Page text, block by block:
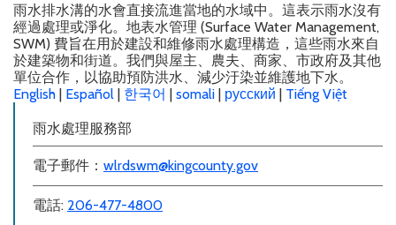
雨水排水溝的水會直接流進當地的水域中。這表示雨水沒有
經過處理或淨化。地表水管理 (Surface Water Management,
SWM) 費旨在用於建設和維修雨水處理構造，這些雨水來自
於建築物和街道。我們與屋主、農夫、商家、市政府及其他
單位合作，以協助預防洪水、減少汙染並維護地下水。
English | Español | 한국어 | somali | русский | Tiếng Việt
雨水處理服務部
電子郵件： wlrdswm@kingcounty.gov
電話: 206-477-4800